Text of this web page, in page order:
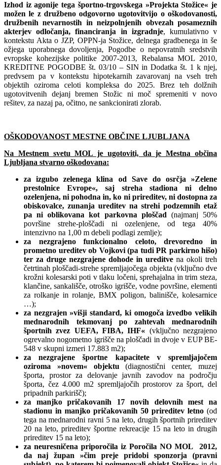
Izhod iz agonije tega športno-trgovskega »Projekta Stožice« je
možen le z družbeno odgovorno ugotovitvijo o oškodovanosti,
družbenih nevarnostih in neizpolnjenih obvezah posameznih
akterjev odločanja, financiranja in izgradnje, kumulativno v
kontekstu Akta o JZP, OPPN-ja Stožice, delnega gradbenega in še
ožjega uporabnega dovoljenja, Pogodbe o nepovratnih sredstvih
evropske kohezijske politike 2007-2013, Rebalansa MOL 2010,
KREDITNE POGODBE št. 03/10 – SIN in Dodatka št. 1 k njej,
predvsem pa v kontekstu hipotekarnih zavarovanj na vseh treh
objektih oziroma celoti kompleksa do 2025. Brez teh dolžnih
ugotovitvenih dejanj bremen Stožic ni moč spremeniti v novo
rešitev, za nazaj pa, očitno, ne sankcionirati zlorab.
OŠKODOVANOST MESTNE OBČINE LJUBLJANA
Na Mestnem svetu MOL je ugotoviti, da je Mestna občina
Ljubljana stvarno oškodovana:
za izgubo zelenega klina od Save do osrčja »Zelene
prestolnice Evrope«, saj streha stadiona ni delno
ozelenjena, ni pohodna in, ko ni prireditev, ni dostopna za
obiskovalce, zunanja ureditev na strehi podzemnih etaž
pa ni oblikovana kot parkovna ploščad (najmanj 50%
površine strehe-ploščadi ni ozelenjene, od tega 40%
intenzivno na 1,00 m debeli podlagi zemlje);
za nezgrajeno funkcionalno celoto, drevoredno in
prometno ureditev ob Vojkovi (pa tudi PR parkirno hišo)
ter za druge nezgrajene dohode in ureditve na okoli treh
četrtinah ploščadi-strehe spremljajočega objekta (vključno dve
krožni kolesarski poti v tlaku ločeni, sprehajalna in trim steza,
klančine, sankališče, otroško igrišče, vodne površine, elementi
za rolkanje in rolanje, BMX poligon, balinišče, kolesarnice
…);
za nezgrajen »višji standard, ki omogoča izvedbo velikih
mednarodnih tekmovanj po zahtevah mednarodnih
športnih zvez UEFA, FIBA, IHF« (vključno nezgrajeno
ogrevalno nogometno igrišče na ploščadi in dvoje v EUP BE-
548 v skupni izmeri 17.883 m2);
za nezgrajene športne kapacitete v spremljajočem
oziroma »novem« objektu (diagnostični center, muzej
športa, prostor za delovanje javnih zavodov na področju
športa, čez 4.000 m2 spremljajočih prostorov za šport, del
pripadnih parkirišč);
za manjko pričakovanih 17 novih delovnih mest na
stadionu in manjko pričakovanih 50 prireditev letno (od
tega na mednarodni ravni 5 na leto, drugih športnih prireditev
20 na leto, prireditev športne rekreacije 15 na leto in drugih
prireditev 15 na leto);
za neuresničena priporočila iz Poročila NO MOL 2012,
da naj župan »čim preje pridobi sponzorja (pravni